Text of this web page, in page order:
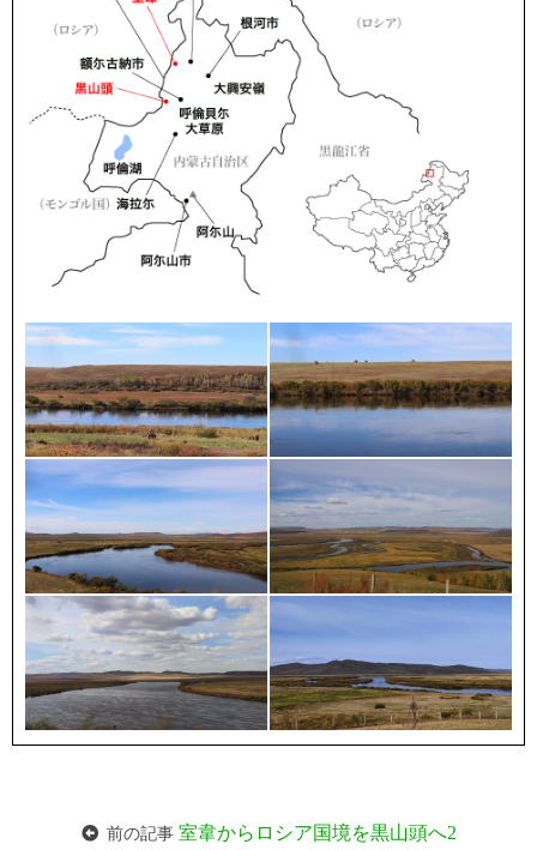
前の記事 室韋からロシア国境を黒山頭へ2